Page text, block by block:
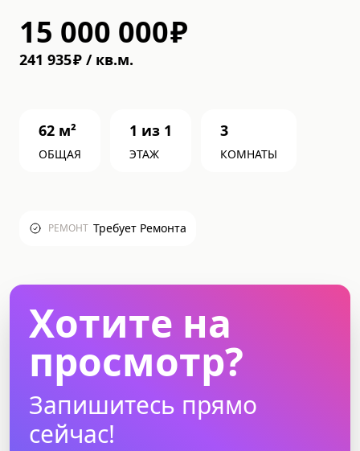
15 000 000₽
241 935₽ / кв.м.
62 м²
ОБЩАЯ
1 из 1
ЭТАЖ
3
КОМНАТЫ
РЕМОНТ Требует Ремонта
Хотите на
просмотр?
Запишитесь прямо
сейчас!